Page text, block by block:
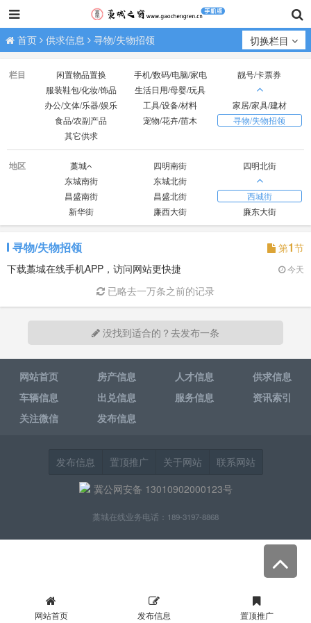
首页 供求信息 寻物/失物招领 切换栏目
栏目 闲置物品置换 手机/数码/电脑/家电
靓号/卡票券
服装鞋包/化妆/饰品
生活日用/母婴/玩具
办公/文体/乐器/娱乐
工具/设备/材料
家居/家具/建材
食品/农副产品
宠物/花卉/苗木
寻物/失物招领
其它供求
地区 藁城 四明南街
四明北街
东城南街
东城北街
昌盛南街
昌盛北街
西城街
新华街
廉西大街 廉东大街
寻物/失物招领 第1节
下载藁城在线手机APP，访问网站更快捷
今天
已略去一万条之前的记录
没找到适合的？去发布一条
网站首页 房产信息 人才信息
供求信息
车辆信息
出兑信息 服务信息
资讯索引
关注微信
发布信息
发布信息 置顶推广 关于网站
联系网站
冀公网安备 13010902000123号
藁城在线业务电话：189-3197-8868
网站首页 发布信息 置顶推广